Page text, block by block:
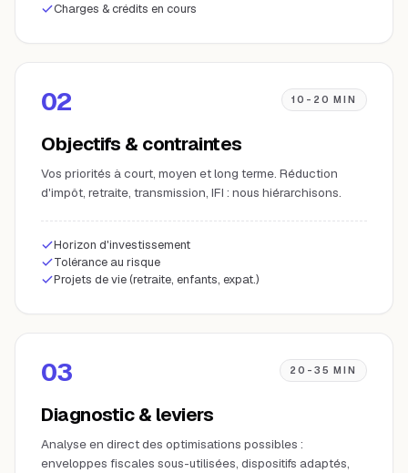
Charges & crédits en cours
02 10-20 MIN
Objectifs & contraintes
Vos priorités à court, moyen et long terme. Réduction
d'impôt, retraite, transmission, IFI : nous hiérarchisons.
Horizon d'investissement
Tolérance au risque
Projets de vie (retraite, enfants, expat.)
03 20-35 MIN
Diagnostic & leviers
Analyse en direct des optimisations possibles :
enveloppes fiscales sous-utilisées, dispositifs adaptés,